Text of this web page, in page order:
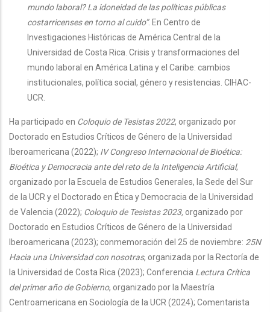
mundo laboral? La idoneidad de las políticas públicas
costarricenses en torno al cuido”. En Centro de
Investigaciones Históricas de América Central de la
Universidad de Costa Rica. Crisis y transformaciones del
mundo laboral en América Latina y el Caribe: cambios
institucionales, política social, género y resistencias. CIHAC-
UCR.
Ha participado en Coloquio de Tesistas 2022, organizado por
Doctorado en Estudios Críticos de Género de la Universidad
Iberoamericana (2022); IV Congreso Internacional de Bioética:
Bioética y Democracia ante del reto de la Inteligencia Artificial,
organizado por la Escuela de Estudios Generales, la Sede del Sur
de la UCR y el Doctorado en Ética y Democracia de la Universidad
de Valencia (2022); Coloquio de Tesistas 2023, organizado por
Doctorado en Estudios Críticos de Género de la Universidad
Iberoamericana (2023); conmemoración del 25 de noviembre: 25N
Hacia una Universidad con nosotras, organizada por la Rectoría de
la Universidad de Costa Rica (2023); Conferencia Lectura Crítica
del primer año de Gobierno, organizado por la Maestría
Centroamericana en Sociología de la UCR (2024); Comentarista